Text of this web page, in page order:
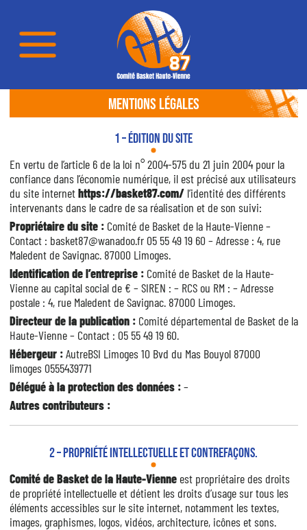
MENTIONS LÉGALES
1 – Édition du site
En vertu de l’article 6 de la loi n° 2004-575 du 21 juin 2004 pour la
confiance dans l’économie numérique, il est précisé aux utilisateurs
du site internet https://basket87.com/ l’identité des différents
intervenants dans le cadre de sa réalisation et de son suivi:
Propriétaire du site : Comité de Basket de la Haute-Vienne –
Contact : basket87@wanadoo.fr 05 55 49 19 60 – Adresse : 4, rue
Maledent de Savignac. 87000 Limoges.
Identification de l’entreprise : Comité de Basket de la Haute-
Vienne au capital social de € – SIREN : – RCS ou RM : – Adresse
postale : 4, rue Maledent de Savignac. 87000 Limoges.
Directeur de la publication : Comité départemental de Basket de la
Haute-Vienne – Contact : 05 55 49 19 60.
Hébergeur : AutreBSI Limoges 10 Bvd du Mas Bouyol 87000
limoges 0555439771
Délégué à la protection des données : –
Autres contributeurs :
2 – Propriété intellectuelle et contrefaçons.
Comité de Basket de la Haute-Vienne est propriétaire des droits
de propriété intellectuelle et détient les droits d’usage sur tous les
éléments accessibles sur le site internet, notamment les textes,
images, graphismes, logos, vidéos, architecture, icônes et sons.